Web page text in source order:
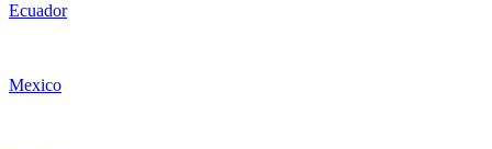
Ecuador
Mexico